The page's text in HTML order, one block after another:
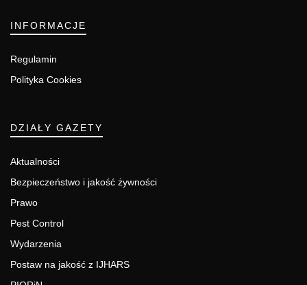
INFORMACJE
Regulamin
Polityka Cookies
DZIAŁY GAZETY
Aktualności
Bezpieczeństwo i jakość żywności
Prawo
Pest Control
Wydarzenia
Postaw na jakość z IJHARS